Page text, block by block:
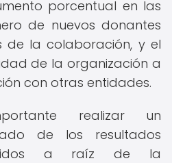
porcentual en las
de nuevos donantes
de la colaboración, y el
de la organización a
con otras entidades.
realizar un
de los resultados
a raíz de la